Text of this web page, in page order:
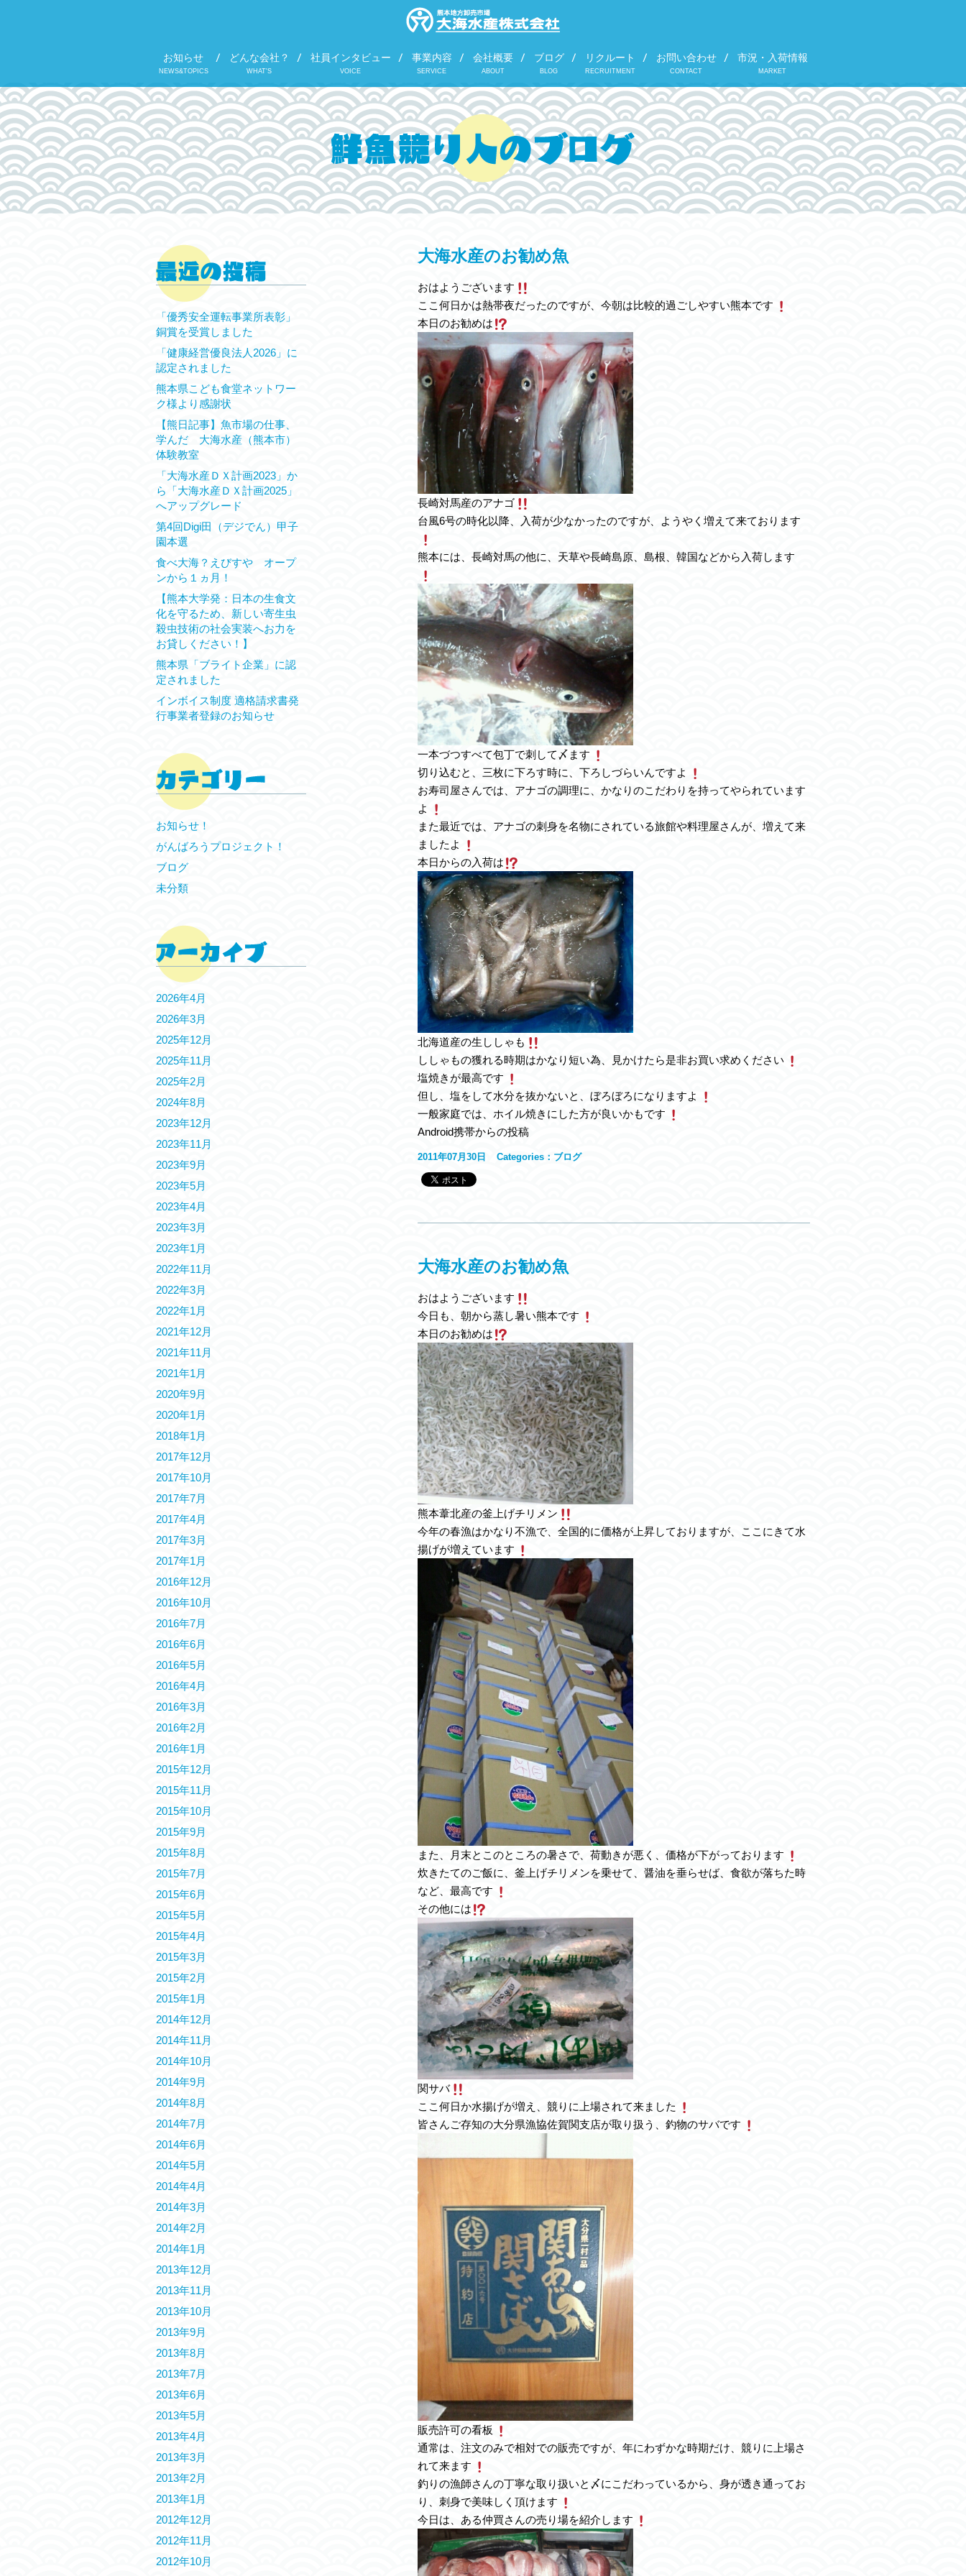
お知らせ
NEWS&TOPICS
どんな会社？
WHAT'S
社員インタビュー
VOICE
事業内容
SERVICE
会社概要
ABOUT
ブログ
BLOG
リクルート
RECRUITMENT
お問い合わせ
CONTACT
市況・入荷情報
MARKET
大海水産のお勧め魚
おはようございます
ここ何日かは熱帯夜だったのですが、今朝は比較的過ごしやすい熊本です
本日のお勧めは
長崎対馬産のアナゴ
台風6号の時化以降、入荷が少なかったのですが、ようやく増えて来ております
熊本には、長崎対馬の他に、天草や長崎島原、島根、韓国などから入荷します
一本づつすべて包丁で刺して〆ます
切り込むと、三枚に下ろす時に、下ろしづらいんですよ
お寿司屋さんでは、アナゴの調理に、かなりのこだわりを持ってやられています
よ
また最近では、アナゴの刺身を名物にされている旅館や料理屋さんが、増えて来
ましたよ
本日からの入荷は
北海道産の生ししゃも
ししゃもの獲れる時期はかなり短い為、見かけたら是非お買い求めください
塩焼きが最高です
但し、塩をして水分を抜かないと、ぼろぼろになりますよ
一般家庭では、ホイル焼きにした方が良いかもです
Android携帯からの投稿
2011年07月30日 Categories： ブログ
大海水産のお勧め魚
おはようございます
今日も、朝から蒸し暑い熊本です
本日のお勧めは
熊本葦北産の釜上げチリメン
今年の春漁はかなり不漁で、全国的に価格が上昇しておりますが、ここにきて水
揚げが増えています
また、月末とこのところの暑さで、荷動きが悪く、価格が下がっております
炊きたてのご飯に、釜上げチリメンを乗せて、醤油を垂らせば、食欲が落ちた時
など、最高です
その他には
関サバ
ここ何日か水揚げが増え、競りに上場されて来ました
皆さんご存知の大分県漁協佐賀関支店が取り扱う、釣物のサバです
販売許可の看板
通常は、注文のみで相対での販売ですが、年にわずかな時期だけ、競りに上場さ
れて来ます
釣りの漁師さんの丁寧な取り扱いと〆にこだわっているから、身が透き通ってお
り、刺身で美味しく頂けます
今日は、ある仲買さんの売り場を紹介します
「優秀安全運転事業所表彰」
銅賞を受賞しました
「健康経営優良法人2026」に
認定されました
熊本県こども食堂ネットワー
ク様より感謝状
【熊日記事】魚市場の仕事、
学んだ 大海水産（熊本市）
体験教室
「大海水産ＤＸ計画2023」か
ら「大海水産ＤＸ計画2025」
へアップグレード
第4回Digi田（デジでん）甲子
園本選
食べ大海？えびすや オープ
ンから１ヵ月！
【熊本大学発：日本の生食文
化を守るため、新しい寄生虫
殺虫技術の社会実装へお力を
お貸しください！】
熊本県「ブライト企業」に認
定されました
インボイス制度 適格請求書発
行事業者登録のお知らせ
お知らせ！
がんばろうプロジェクト！
ブログ
未分類
2026年4月
2026年3月
2025年12月
2025年11月
2025年2月
2024年8月
2023年12月
2023年11月
2023年9月
2023年5月
2023年4月
2023年3月
2023年1月
2022年11月
2022年3月
2022年1月
2021年12月
2021年11月
2021年1月
2020年9月
2020年1月
2018年1月
2017年12月
2017年10月
2017年7月
2017年4月
2017年3月
2017年1月
2016年12月
2016年10月
2016年7月
2016年6月
2016年5月
2016年4月
2016年3月
2016年2月
2016年1月
2015年12月
2015年11月
2015年10月
2015年9月
2015年8月
2015年7月
2015年6月
2015年5月
2015年4月
2015年3月
2015年2月
2015年1月
2014年12月
2014年11月
2014年10月
2014年9月
2014年8月
2014年7月
2014年6月
2014年5月
2014年4月
2014年3月
2014年2月
2014年1月
2013年12月
2013年11月
2013年10月
2013年9月
2013年8月
2013年7月
2013年6月
2013年5月
2013年4月
2013年3月
2013年2月
2013年1月
2012年12月
2012年11月
2012年10月